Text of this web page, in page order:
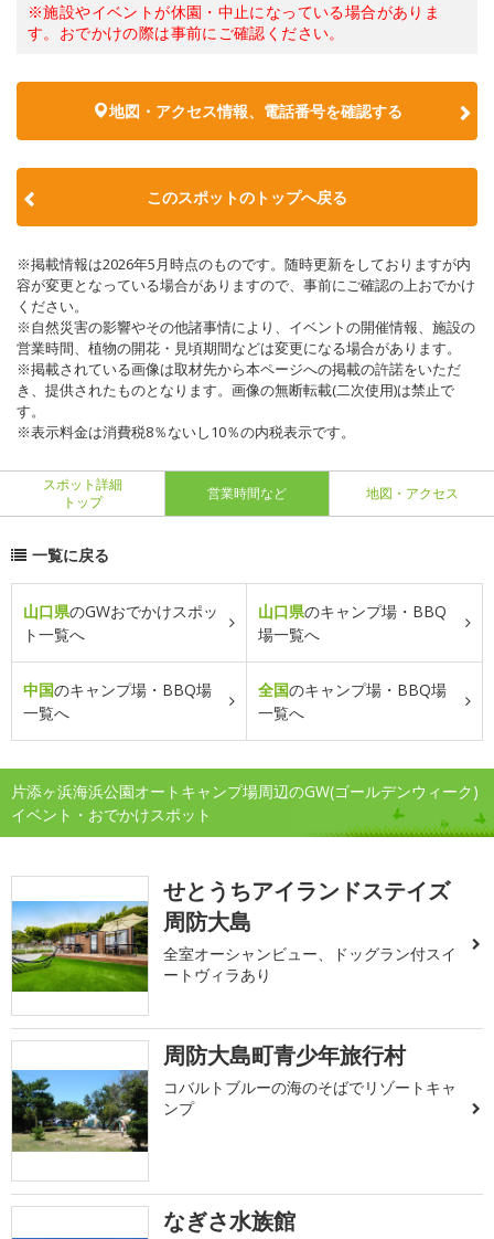
※施設やイベントが休園・中止になっている場合がありま
す。おでかけの際は事前にご確認ください。
地図・アクセス情報、電話番号を確認する
このスポットのトップへ戻る
※掲載情報は2026年5月時点のものです。随時更新をしておりますが内
容が変更となっている場合がありますので、事前にご確認の上おでかけ
ください。
※自然災害の影響やその他諸事情により、イベントの開催情報、施設の
営業時間、植物の開花・見頃期間などは変更になる場合があります。
※掲載されている画像は取材先から本ページへの掲載の許諾をいただ
き、提供されたものとなります。画像の無断転載(二次使用)は禁止で
す。
※表示料金は消費税8％ないし10％の内税表示です。
スポット詳細
トップ
営業時間など 地図・アクセス
一覧に戻る
山口県のGWおでかけスポッ
ト一覧へ
山口県のキャンプ場・BBQ
場一覧へ
中国のキャンプ場・BBQ場
一覧へ
全国のキャンプ場・BBQ場
一覧へ
片添ヶ浜海浜公園オートキャンプ場周辺のGW(ゴールデンウィーク)
イベント・おでかけスポット
せとうちアイランドステイズ
周防大島
全室オーシャンビュー、ドッグラン付スイ
ートヴィラあり
周防大島町青少年旅行村
コバルトブルーの海のそばでリゾートキャ
ンプ
なぎさ水族館